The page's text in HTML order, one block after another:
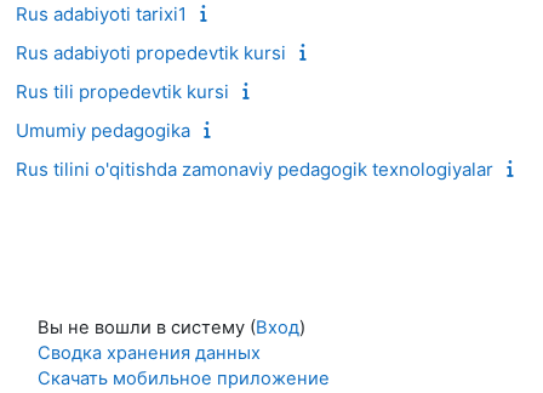
Rus adabiyoti tarixi1
Rus adabiyoti propedevtik kursi
Rus tili propedevtik kursi
Umumiy pedagogika
Rus tilini o'qitishda zamonaviy pedagogik texnologiyalar
Вы не вошли в систему (Вход)
Сводка хранения данных
Скачать мобильное приложение